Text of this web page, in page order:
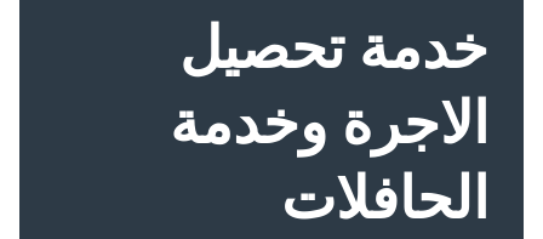
خدمة تحصيل
الاجرة وخدمة
الحافلات